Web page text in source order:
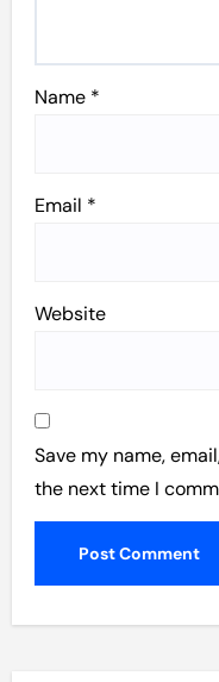
Name *
Email *
Website
Save my name,
the next time I